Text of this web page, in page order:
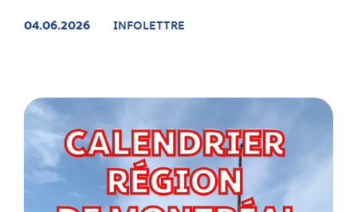
04.06.2026 INFOLETTRE